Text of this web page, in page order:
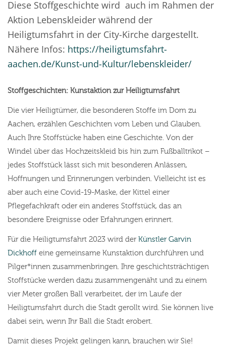
Diese Stoffgeschichte wird auch im Rahmen der
Aktion Lebenskleider während der
Heiligtumsfahrt in der City-Kirche dargestellt.
Nähere Infos: https://heiligtumsfahrt-
aachen.de/Kunst-und-Kultur/lebenskleider/
Stoffgeschichten: Kunstaktion zur Heiligtumsfahrt
Die vier Heiligtümer, die besonderen Stoffe im Dom zu
Aachen, erzählen Geschichten vom Leben und Glauben.
Auch Ihre Stoffstücke haben eine Geschichte. Von der
Windel über das Hochzeitskleid bis hin zum Fußballtrikot –
jedes Stoffstück lässt sich mit besonderen Anlässen,
Hoffnungen und Erinnerungen verbinden. Vielleicht ist es
aber auch eine Covid-19-Maske, der Kittel einer
Pflegefachkraft oder ein anderes Stoffstück, das an
besondere Ereignisse oder Erfahrungen erinnert.
Für die Heiligtumsfahrt 2023 wird der Künstler Garvin
Dickhoff eine gemeinsame Kunstaktion durchführen und
Pilger*innen zusammenbringen. Ihre geschichtsträchtigen
Stoffstücke werden dazu zusammengenäht und zu einem
vier Meter großen Ball verarbeitet, der im Laufe der
Heiligtumsfahrt durch die Stadt gerollt wird. Sie können live
dabei sein, wenn Ihr Ball die Stadt erobert.
Damit dieses Projekt gelingen kann, brauchen wir Sie!